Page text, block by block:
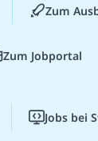
Zum
Zum Jobportal
Jobs bei